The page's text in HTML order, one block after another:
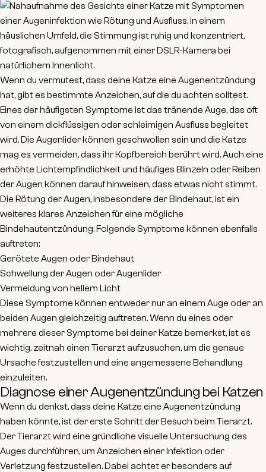
Wenn du vermutest, dass deine Katze eine Augenentzündung
hat, gibt es bestimmte Anzeichen, auf die du achten solltest.
Eines der häufigsten Symptome ist das tränende Auge, das oft
von einem dickflüssigen oder schleimigen Ausfluss begleitet
wird. Die Augenliderkönnen geschwollen sein und die Katze
mag es vermeiden, dass ihr Kopfbereich berührt wird. Auch eine
erhöhte Lichtempfindlichkeitund häufiges Blinzeln oder Reiben
der Augen können darauf hinweisen, dass etwas nicht stimmt.
Die Rötung der Augen, insbesondere der Bindehaut, ist ein
weiteres klares Anzeichen für eine mögliche
Bindehautentzündung. Folgende Symptome können ebenfalls
auftreten:
Gerötete Augen oder Bindehaut
Schwellung der Augen oder Augenlider
Vermeidung von hellem Licht
Diese Symptome können entweder nur an einem Auge oder an
beiden Augen gleichzeitig auftreten. Wenn du eines oder
mehrere dieser Symptome bei deiner Katze bemerkst, ist es
wichtig, zeitnah einen Tierarzt aufzusuchen, um die genaue
Ursache festzustellen und eine angemessene Behandlung
einzuleiten.
Diagnose einer Augenentzündung bei Katzen
Wenn du denkst, dass deine Katze eine Augenentzündung
haben könnte, ist der erste Schritt der Besuch beim Tierarzt.
Der Tierarzt wird eine gründliche visuelle Untersuchung des
Auges durchführen, um Anzeichen einer Infektion oder
Verletzung festzustellen. Dabei achtet er besonders auf